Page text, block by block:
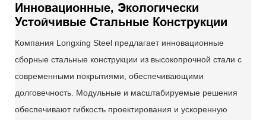
Инновационные, Экологически
Устойчивые Стальные Конструкции
Компания Longxing Steel предлагает инновационные
сборные стальные конструкции из высокопрочной стали с
современными покрытиями, обеспечивающими
долговечность. Модульные и масштабируемые решения
обеспечивают гибкость проектирования и ускоренную